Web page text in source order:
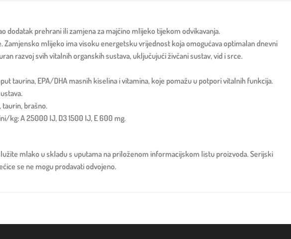
dodatak prehrani ili zamjena za majčino mlijeko tijekom odvikavanja.
mlijeko ima visoku energetsku vrijednost koja omogućava optimalan dnevni
razvoj svih vitalnih organskih sustava, uključujući živčani sustav, vid i srce.
taurina, EPA/DHA masnih kiselina i vitamina, koje pomažu u potpori vitalnih funkcija.
brašno.
kg: A 25000 IJ, D3 1500 IJ, E 600 mg.
mlako u skladu s uputama na priloženom informacijskom listu proizvoda. Serijski
se ne mogu prodavati odvojeno.